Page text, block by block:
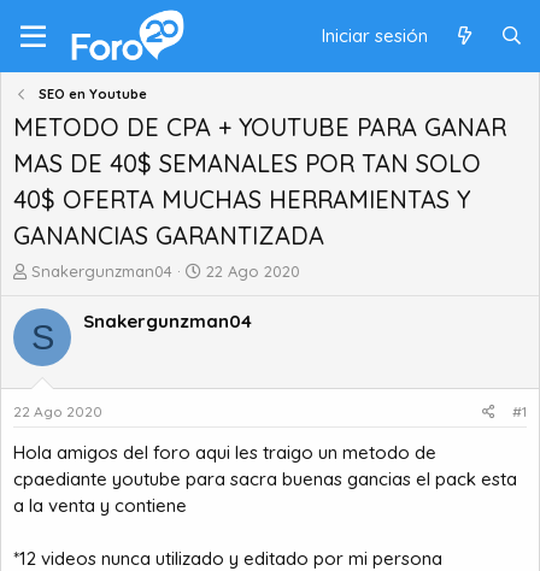
Iniciar sesión
SEO en Youtube
METODO DE CPA + YOUTUBE PARA GANAR
MAS DE 40$ SEMANALES POR TAN SOLO
40$ OFERTA MUCHAS HERRAMIENTAS Y
GANANCIAS GARANTIZADA
A
t
o
r
d
e
e
m
a
Snakergunzman04
F
c
d
n
i
22 Ago 2020
S Snakergunzman04
22 Ago 2020 #1
Hola amigos del foro aqui les traigo un metodo de
cpaediante youtube para sacra buenas gancias el pack esta
a la venta y contiene
*12 videos nunca utilizado y editado por mi persona